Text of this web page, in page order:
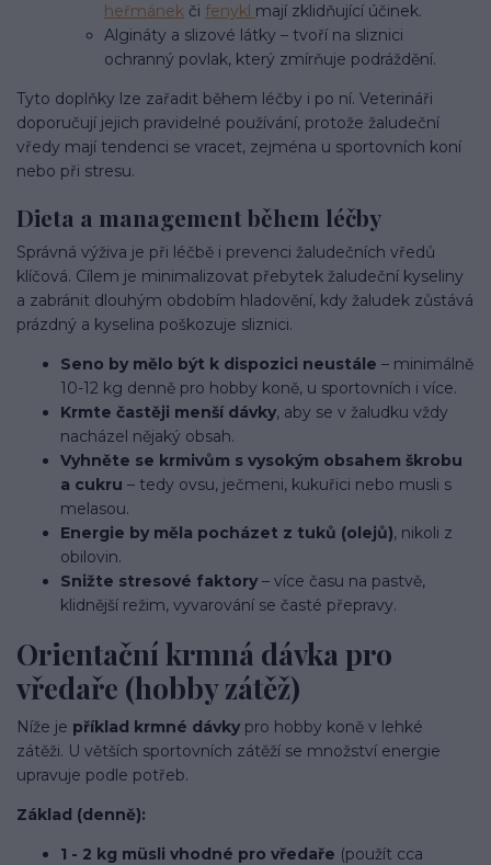
heřmánek či fenykl mají zklidňující účinek.
Algináty a slizové látky – tvoří na sliznici
ochranný povlak, který zmírňuje podráždění.
Tyto doplňky lze zařadit během léčby i po ní. Veterináři
doporučují jejich pravidelné používání, protože žaludeční
vředy mají tendenci se vracet, zejména u sportovních koní
nebo při stresu.
Dieta a management během léčby
Správná výživa je při léčbě i prevenci žaludečních vředů
klíčová. Cílem je minimalizovat přebytek žaludeční kyseliny
a zabránit dlouhým obdobím hladovění, kdy žaludek zůstává
prázdný a kyselina poškozuje sliznici.
Seno by mělo být k dispozici neustále – minimálně
10-12 kg denně pro hobby koně, u sportovních i více.
Krmte častěji menší dávky, aby se v žaludku vždy
nacházel nějaký obsah.
Vyhněte se krmivům s vysokým obsahem škrobu
a cukru – tedy ovsu, ječmeni, kukuřici nebo musli s
melasou.
Energie by měla pocházet z tuků (olejů), nikoli z
obilovin.
Snižte stresové faktory – více času na pastvě,
klidnější režim, vyvarování se časté přepravy.
Orientační krmná dávka pro
vředaře (hobby zátěž)
Níže je příklad krmné dávky pro hobby koně v lehké
zátěži. U větších sportovních zátěží se množství energie
upravuje podle potřeb.
Základ (denně):
1 - 2 kg müsli vhodné pro vředaře (použít cca